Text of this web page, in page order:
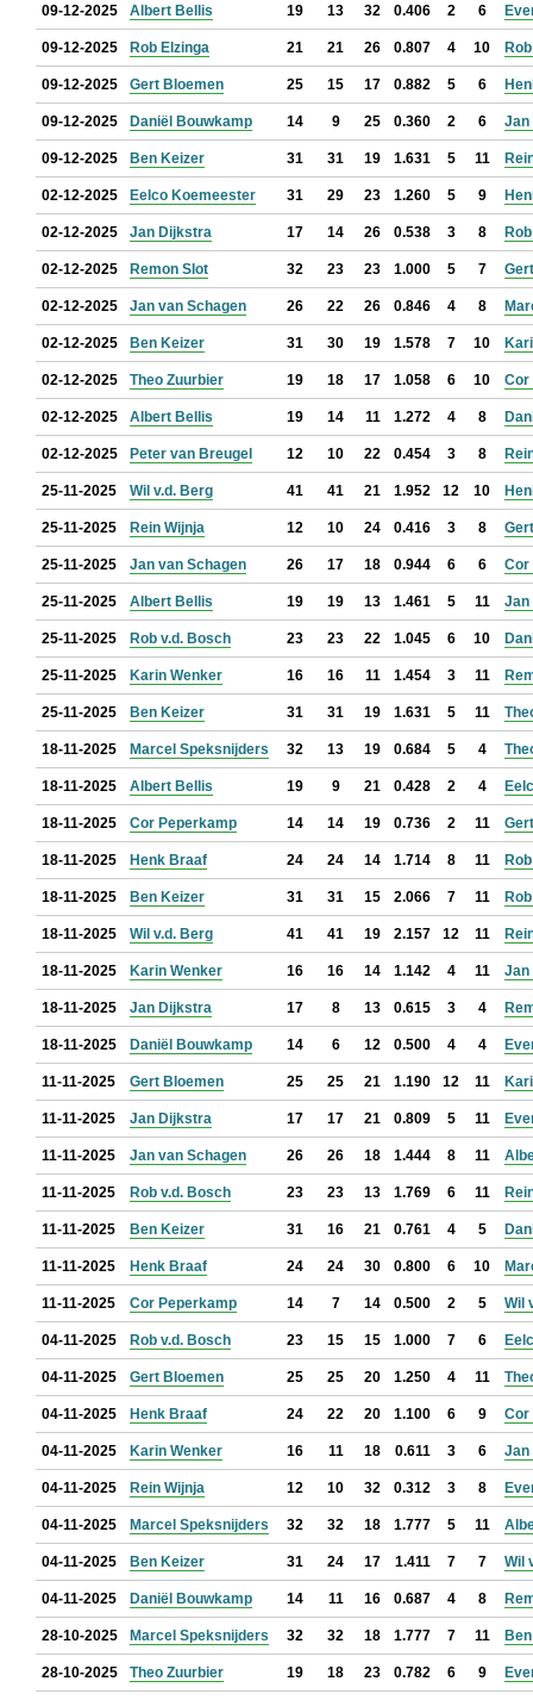
09-12-2025 Albert Bellis 19 13 32 0.406 2 6
09-12-2025 Rob Elzinga 21 21 26 0.807 4 10
09-12-2025 Gert Bloemen 25 15 17 0.882 5 6
09-12-2025 Daniël Bouwkamp 14 9 25 0.360 2 6 Jan
09-12-2025 Ben Keizer 31 31 19 1.631 5 11
02-12-2025 Eelco Koemeester 31 29 23 1.260 5 9
02-12-2025 Jan Dijkstra 17 14 26 0.538 3 8
02-12-2025 Remon Slot 32 23 23 1.000 5 7
02-12-2025 Jan van Schagen 26 22 26 0.846 4 8
02-12-2025 Ben Keizer 31 30 19 1.578 7 10
02-12-2025 Theo Zuurbier 19 18 17 1.058 6 10 Cor
02-12-2025 Albert Bellis 19 14 11 1.272 4 8
02-12-2025 Peter van Breugel 12 10 22 0.454 3 8
25-11-2025 Wil v.d. Berg 41 41 21 1.952 12 10
25-11-2025 Rein Wijnja 12 10 24 0.416 3 8
25-11-2025 Jan van Schagen 26 17 18 0.944 6 6 Cor
25-11-2025 Albert Bellis 19 19 13 1.461 5 11 Jan
25-11-2025 Rob v.d. Bosch 23 23 22 1.045 6 10
25-11-2025 Karin Wenker 16 16 11 1.454 3 11
25-11-2025 Ben Keizer 31 31 19 1.631 5 11
18-11-2025 Marcel Speksnijders 32 13 19 0.684 5 4
18-11-2025 Albert Bellis 19 9 21 0.428 2 4
18-11-2025 Cor Peperkamp 14 14 19 0.736 2 11
18-11-2025 Henk Braaf 24 24 14 1.714 8 11
18-11-2025 Ben Keizer 31 31 15 2.066 7 11
18-11-2025 Wil v.d. Berg 41 41 19 2.157 12 11
18-11-2025 Karin Wenker 16 16 14 1.142 4 11 Jan
18-11-2025 Jan Dijkstra 17 8 13 0.615 3 4
18-11-2025 Daniël Bouwkamp 14 6 12 0.500 4 4
11-11-2025 Gert Bloemen 25 25 21 1.190 12 11
11-11-2025 Jan Dijkstra 17 17 21 0.809 5 11
11-11-2025 Jan van Schagen 26 26 18 1.444 8 11
11-11-2025 Rob v.d. Bosch 23 23 13 1.769 6 11
11-11-2025 Ben Keizer 31 16 21 0.761 4 5
11-11-2025 Henk Braaf 24 24 30 0.800 6 10
11-11-2025 Cor Peperkamp 14 7 14 0.500 2 5 Wil
04-11-2025 Rob v.d. Bosch 23 15 15 1.000 7 6
04-11-2025 Gert Bloemen 25 25 20 1.250 4 11
04-11-2025 Henk Braaf 24 22 20 1.100 6 9 Cor
04-11-2025 Karin Wenker 16 11 18 0.611 3 6 Jan
04-11-2025 Rein Wijnja 12 10 32 0.312 3 8
04-11-2025 Marcel Speksnijders 32 32 18 1.777 5 11
04-11-2025 Ben Keizer 31 24 17 1.411 7 7 Wil
04-11-2025 Daniël Bouwkamp 14 11 16 0.687 4 8
28-10-2025 Marcel Speksnijders 32 32 18 1.777 7 11
28-10-2025 Theo Zuurbier 19 18 23 0.782 6 9